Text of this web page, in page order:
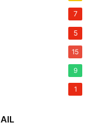
7
5
15
9
1